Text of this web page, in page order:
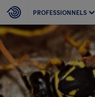
PROFESSIONNELS